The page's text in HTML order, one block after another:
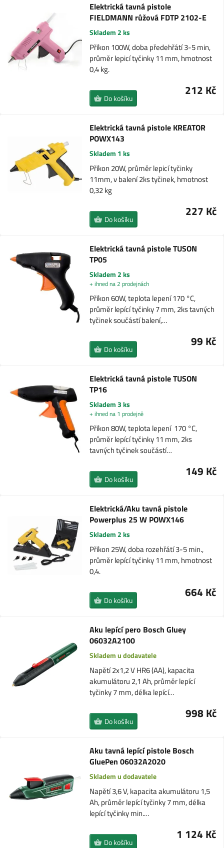
Elektrická tavná pistole
FIELDMANN růžová FDTP 2102-E
Skladem 2 ks
Příkon 100W, doba předehřátí 3-5 min,
průměr lepicí tyčinky 11 mm, hmotnost
0,4 kg.
212 Kč
Do košíku
Elektrická tavná pistole KREATOR
POWX143
Skladem 1 ks
Příkon 20W, průměr lepicí tyčinky
11mm, v balení 2ks tyčinek, hmotnost
0,32 kg
227 Kč
Do košíku
Elektrická tavná pistole TUSON
TP05
Skladem 2 ks
+ ihned na 2 prodejnách
Příkon 60W, teplota lepení 170 °C,
průměr lepící tyčinky 7 mm, 2ks tavných
tyčinek součástí balení,…
99 Kč
Do košíku
Elektrická tavná pistole TUSON
TP16
Skladem 3 ks
+ ihned na 1 prodejně
Příkon 80W, teplota lepení 170 °C,
průměr lepící tyčinky 11 mm, 2ks
tavných tyčinek součástí…
149 Kč
Do košíku
Elektrická/Aku tavná pistole
Powerplus 25 W POWX146
Skladem 2 ks
Příkon 25W, doba rozehřátí 3-5 min.,
průměr lepící tyčinky 11 mm, hmotnost
0,4.
664 Kč
Do košíku
Aku lepící pero Bosch Gluey
06032A2100
Skladem u dodavatele
Napětí 2x1,2 V HR6 (AA), kapacita
akumulátoru 2,1 Ah, průměr lepící
tyčinky 7 mm, délka lepící…
998 Kč
Do košíku
Aku tavná lepící pistole Bosch
GluePen 06032A2020
Skladem u dodavatele
Napětí 3,6 V, kapacita akumulátoru 1,5
Ah, průměr lepící tyčinky 7 mm, délka
lepící tyčinky min.…
1 124 Kč
Do košíku